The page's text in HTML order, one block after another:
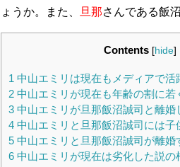
ょうか。また、
旦那さんである飯
Contents [hide]
1 中山エミリは現在もメディアで活
2 中山エミリが現在も年齢の割に若
3 中山エミリが旦那飯沼誠司と離婚
4 中山エミリと旦那飯沼誠司には子
5 中山エミリと旦那飯沼誠司が離婚
6 中山エミリが現在は劣化した説の